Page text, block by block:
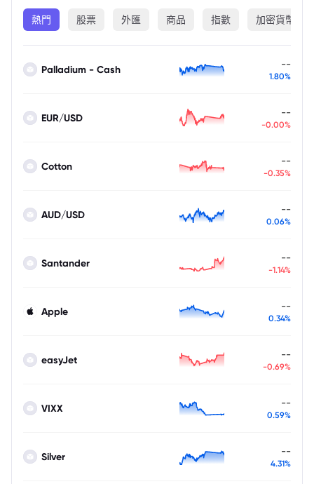
熱門 股票 外匯 商品 指數 加密貨幣
Palladium - Cash --
1.80%
EUR/USD --
-0.00%
Cotton --
-0.35%
AUD/USD --
0.06%
Santander --
-1.14%
Apple --
0.34%
easyJet --
-0.69%
VIXX --
0.59%
Silver --
4.31%